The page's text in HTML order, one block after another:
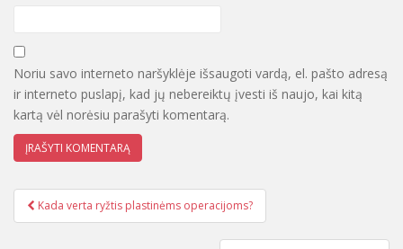
Noriu savo interneto naršyklėje išsaugoti vardą, el. pašto adresą
ir interneto puslapį, kad jų nebereiktų įvesti iš naujo, kai kitą
kartą vėl norėsiu parašyti komentarą.
Įrašo navigacija
Kada verta ryžtis plastinėms operacijoms?